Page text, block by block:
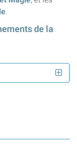
de la